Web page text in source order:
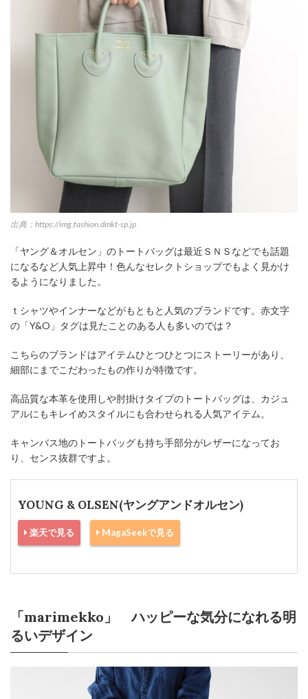
出典：https://img.fashion.dmkt-sp.jp
「ヤング＆オルセン」のトートバッグは最近ＳＮＳなどでも話題
になるなど人気上昇中！色んなセレクトショップでもよく見かけ
るようになりました。
ｔシャツやインナーなどがもともと人気のブランドです。赤文字
の「Y&O」タグは見たことのある人も多いのでは？
こちらのブランドはアイテムひとつひとつにストーリーがあり、
細部にまでこだわったもの作りが特徴です。
高品質な本革を使用しや肘掛けタイプのトートバッグは、カジュ
アルにもキレイめスタイルにも合わせられる人気アイテム。
キャンバス地のトートバッグも持ち手部分がレザーになってお
り、センス抜群ですよ。
YOUNG & OLSEN(ヤングアンドオルセン)
楽天で見る MagaSeekで見る
「marimekko」 ハッピーな気分になれる明
るいデザイン